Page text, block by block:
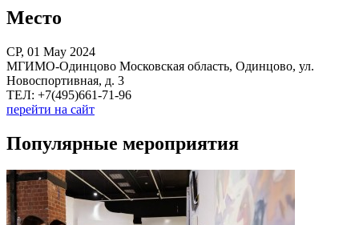
Место
СР, 01 May 2024
МГИМО-Одинцово Московская область, Одинцово, ул.
Новоспортивная, д. 3
ТЕЛ: +7(495)661-71-96
перейти на сайт
Популярные мероприятия